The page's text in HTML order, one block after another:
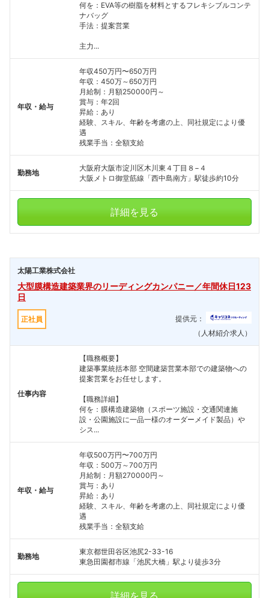
フォローしました
何を：EVA等の樹脂を材料とするフレキシブルコンテ
ナバッグ
手法：提案営業
主力...
年収・給与
年収450万円〜650万円
年収：450万～650万円
月給制：月額250000円～
賞与：年2回
昇給：あり
経験、スキル、年齢を考慮の上、同社規定により優
遇
残業手当：全額支給
勤務地
大阪府大阪市淀川区木川東４丁目８−４
大阪メトロ御堂筋線「西中島南方」駅徒歩約10分
詳細を見る
太陽工業株式会社
大型膜構造建築業界のリーディングカンパニー／年間休日123
日
正社員
提供元：
（人材紹介求人）
仕事内容
【職務概要】
建築事業統括本部 空間建築営業本部での建築物への
提案営業をお任せします。
【職務詳細】
何を：膜構造建築物（スポーツ施設・交通関連施
設・公園施設に一品一様のオーダーメイド製品）や
シス...
年収・給与
年収500万円〜700万円
年収：500万～700万円
月給制：月額270000円～
賞与：あり
昇給：あり
経験、スキル、年齢を考慮の上、同社規定により優
遇
残業手当：全額支給
勤務地
東京都世田谷区池尻2-33-16
東急田園都市線「池尻大橋」駅より徒歩3分
詳細を見る